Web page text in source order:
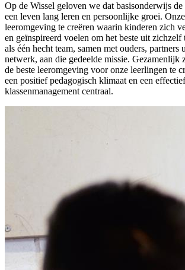
Op de Wissel geloven we dat basisonderwijs
een leven lang leren en persoonlijke groei.
leeromgeving te creëren waarin kinderen zich
en geïnspireerd voelen om het beste uit
als één hecht team, samen met ouders, partners
netwerk, aan die gedeelde missie. Gezamenlijk
de beste leeromgeving voor onze leerlingen te
een positief pedagogisch klimaat en een effectief
klassenmanagement centraal.